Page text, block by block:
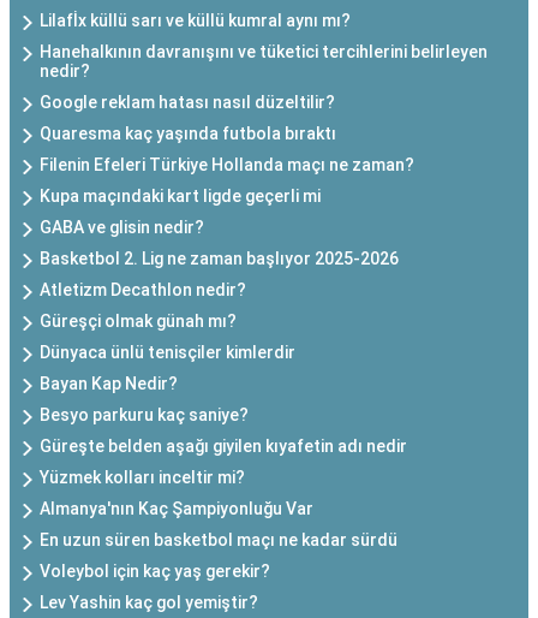
Lilafİx küllü sarı ve küllü kumral aynı mı?
Hanehalkının davranışını ve tüketici tercihlerini belirleyen
nedir?
Google reklam hatası nasıl düzeltilir?
Quaresma kaç yaşında futbola bıraktı
Filenin Efeleri Türkiye Hollanda maçı ne zaman?
Kupa maçındaki kart ligde geçerli mi
GABA ve glisin nedir?
Basketbol 2. Lig ne zaman başlıyor 2025-2026
Atletizm Decathlon nedir?
Güreşçi olmak günah mı?
Dünyaca ünlü tenisçiler kimlerdir
Bayan Kap Nedir?
Besyo parkuru kaç saniye?
Güreşte belden aşağı giyilen kıyafetin adı nedir
Yüzmek kolları inceltir mi?
Almanya'nın Kaç Şampiyonluğu Var
En uzun süren basketbol maçı ne kadar sürdü
Voleybol için kaç yaş gerekir?
Lev Yashin kaç gol yemiştir?